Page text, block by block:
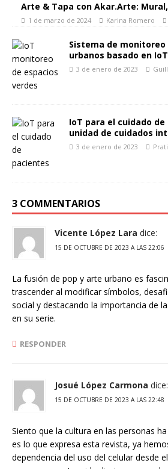
Arte & Tapa con Akar.Arte:
1 de marzo de 2024 Karina Romero
Sistema de
urbanos basado en IoT
3 de enero de 2023
IoT para el cuidado
unidad de cuidados
3 de enero de 2023
3 COMMENTARIOS
Vicente López Lara dice:
15 DE OCTUBRE DE 2023 A LAS 22:06
La fusión de pop y arte urbano es
trascender al modificar símbolos,
social y destacando la importancia de
en su serie.
RESPONDER
Josué López Carmona dice:
15 DE OCTUBRE DE 2023 A LAS 22:48
Siento que la cultura en las personas
es lo que expresa esta revista, ya
dependencia del uso del celular desde